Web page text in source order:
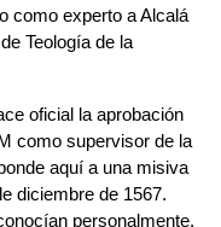
como experto a Alcalá
Teología de la
oficial la aprobación
como supervisor de la
aquí a una misiva
diciembre de 1567.
personalmente,